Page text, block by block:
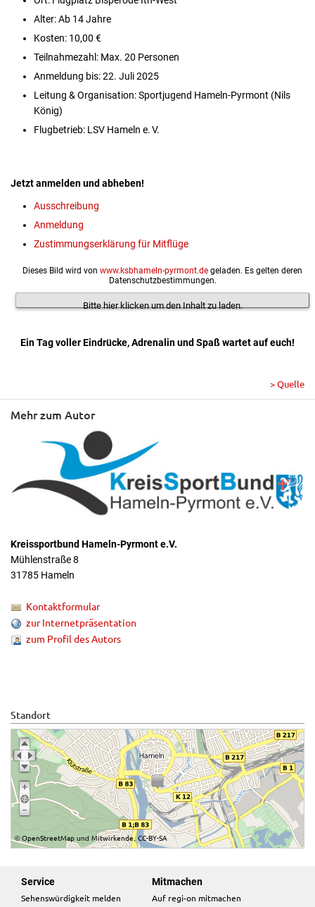
Alter: Ab 14 Jahre
Kosten: 10,00 €
Teilnahmezahl: Max. 20 Personen
Anmeldung bis: 22. Juli 2025
Leitung & Organisation: Sportjugend Hameln-Pyrmont (Nils
König)
Flugbetrieb: LSV Hameln e. V.
Jetzt anmelden und abheben!
Ausschreibung
Anmeldung
Zustimmungserklärung für Mitflüge
Bitte hier klicken um den Inhalt zu laden.
Dieses Bild wird von www.ksbhameln-pyrmont.de geladen. Es gelten deren
Datenschutzbestimmungen.
Ein Tag voller Eindrücke, Adrenalin und Spaß wartet auf euch!
> Quelle
Mehr zum Autor
Kreissportbund Hameln-Pyrmont e.V.
Mühlenstraße 8
31785 Hameln
Kontaktformular
zur Internetpräsentation
zum Profil des Autors
Standort
©OpenStreetMap und Mitwirkende ,CC-BY-SA
Service
Sehenswürdigkeit melden
Mitmachen
Auf regi-on mitmachen